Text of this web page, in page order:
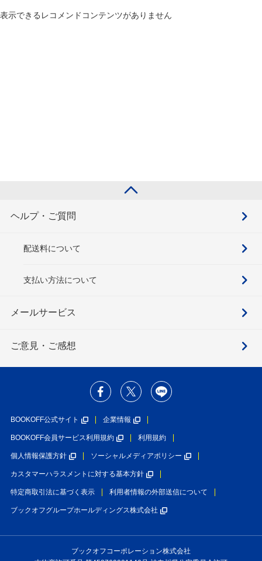
表示できるレコメンドコンテンツがありません
ヘルプ・ご質問
配送料について
支払い方法について
メールサービス
ご意見・ご感想
BOOKOFF公式サイト 企業情報
BOOKOFF会員サービス利用規約 利用規約
個人情報保護方針 ソーシャルメディアポリシー
カスタマーハラスメントに対する基本方針
特定商取引法に基づく表示 利用者情報の外部送信について
ブックオフグループホールディングス株式会社
ブックオフコーポレーション株式会社